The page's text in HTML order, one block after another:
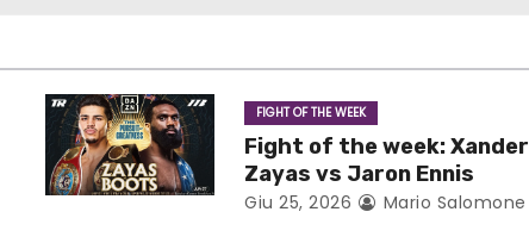
FIGHT OF THE WEEK
Fight of the week: Xander
Zayas vs Jaron Ennis
Giu 25, 2026 Mario Salomone